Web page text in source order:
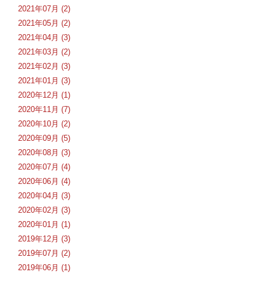
2021年07月 (2)
2021年05月 (2)
2021年04月 (3)
2021年03月 (2)
2021年02月 (3)
2021年01月 (3)
2020年12月 (1)
2020年11月 (7)
2020年10月 (2)
2020年09月 (5)
2020年08月 (3)
2020年07月 (4)
2020年06月 (4)
2020年04月 (3)
2020年02月 (3)
2020年01月 (1)
2019年12月 (3)
2019年07月 (2)
2019年06月 (1)